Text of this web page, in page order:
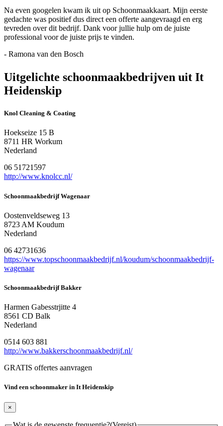
Na even googelen kwam ik uit op Schoonmaakkaart. Mijn eerste
gedachte was positief dus direct een offerte aangevraagd en erg
tevreden over dit bedrijf. Dank voor jullie hulp om de juiste
professional voor de juiste prijs te vinden.
- Ramona van den Bosch
Uitgelichte schoonmaakbedrijven uit It
Heidenskip
Knol Cleaning & Coating
Hoekseize 15 B
8711 HR Workum
Nederland
06 51721597
http://www.knolcc.nl/
Schoonmaakbedrijf Wagenaar
Oostenveldseweg 13
8723 AM Koudum
Nederland
06 42731636
https://www.topschoonmaakbedrijf.nl/koudum/schoonmaakbedrijf-
wagenaar
Schoonmaakbedrijf Bakker
Harmen Gabesstrjitte 4
8561 CD Balk
Nederland
0514 603 881
http://www.bakkerschoonmaakbedrijf.nl/
GRATIS offertes aanvragen
Vind een schoonmaker in It Heidenskip
×